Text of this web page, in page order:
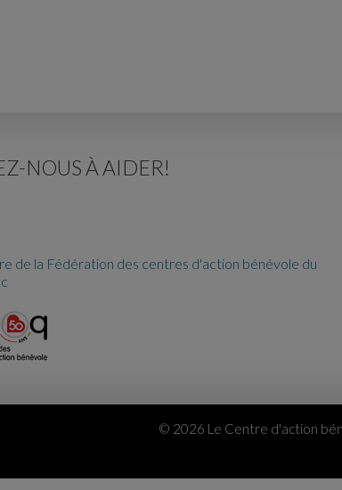
NOUS À AIDER!
de la Fédération des centres d'action bénévole du
© 2026 Le Centre d'action